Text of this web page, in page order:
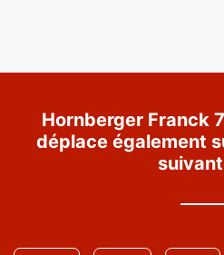
Hornberger Franck
déplace également